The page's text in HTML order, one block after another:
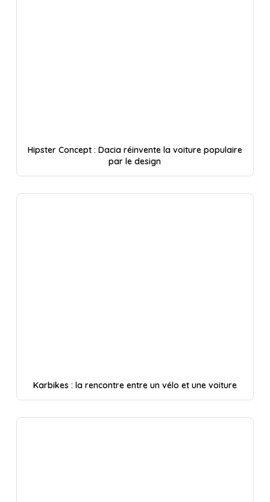
Hipster Concept : Dacia réinvente la voiture populaire
par le design
Karbikes : la rencontre entre un vélo et une voiture